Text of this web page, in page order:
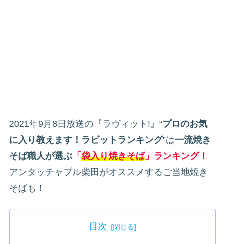
2021年9月8日放送の『ラヴィット!』“プロのお気
に入り教えます！ラビットランキング”は一流焼き
そば職人が選ぶ 「 袋入り焼きそば」ランキング！
アンタッチャブル柴田がオススメするご当地焼き
そばも！
目次